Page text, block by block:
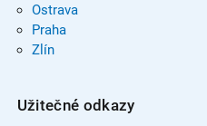
Ostrava
Praha
Zlín
Užitečné odkazy